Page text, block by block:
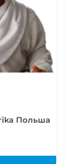
Польша